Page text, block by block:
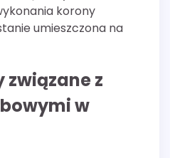
korony
umieszczona na
związane z
w